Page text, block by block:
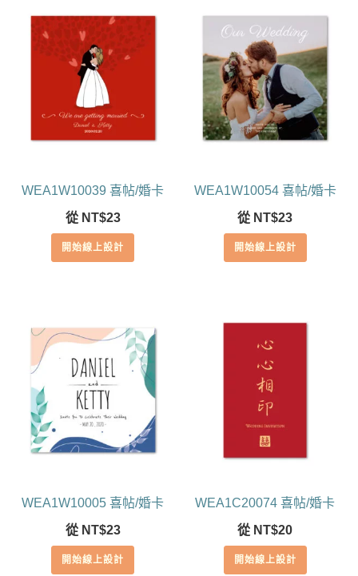
WEA1W10039 喜帖/婚卡
從 NT$23
開始線上設計
WEA1W10054 喜帖/婚卡
從 NT$23
開始線上設計
WEA1W10005 喜帖/婚卡
從 NT$23
開始線上設計
WEA1C20074 喜帖/婚卡
從 NT$20
開始線上設計